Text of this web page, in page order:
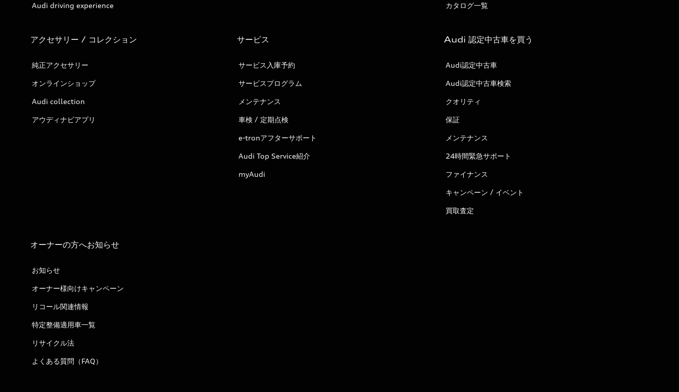
Audi driving experience カタログ一覧
アクセサリー / コレクション
純正アクセサリー
オンラインショップ
Audi collection
アウディナビアプリ
サービス
サービス入庫予約
サービスプログラム
メンテナンス
車検 / 定期点検
e-tronアフターサポート
Audi Top Service紹介
myAudi
Audi 認定中古車を買う
Audi認定中古車
Audi認定中古車検索
クオリティ
保証
メンテナンス
24時間緊急サポート
ファイナンス
キャンペーン / イベント
買取査定
オーナーの方へお知らせ
お知らせ
オーナー様向けキャンペーン
リコール関連情報
特定整備適用車一覧
リサイクル法
よくある質問（FAQ）